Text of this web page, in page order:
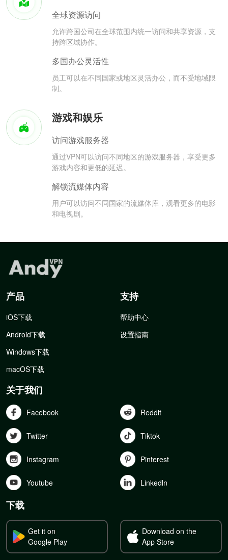
全球资源访问
允许跨国公司在全球范围内统一访问和共享资源，支
持跨区域协作。
多国办公灵活性
员工可以在不同国家或地区灵活办公，而不受地域限
制。
游戏和娱乐
访问游戏服务器
通过VPN可以访问不同地区的游戏服务器，享受更多
游戏内容和更低的延迟。
解锁流媒体内容
用户可以访问不同国家的流媒体库，观看更多的电影
和电视剧。
产品
iOS下载
Android下载
Windows下载
macOS下载
支持
帮助中心
设置指南
关于我们
Facebook Reddit
Twitter Tiktok
Instagram Pinterest
Youtube Linkedln
下载
Get it on
Google Play
Download on the
App Store